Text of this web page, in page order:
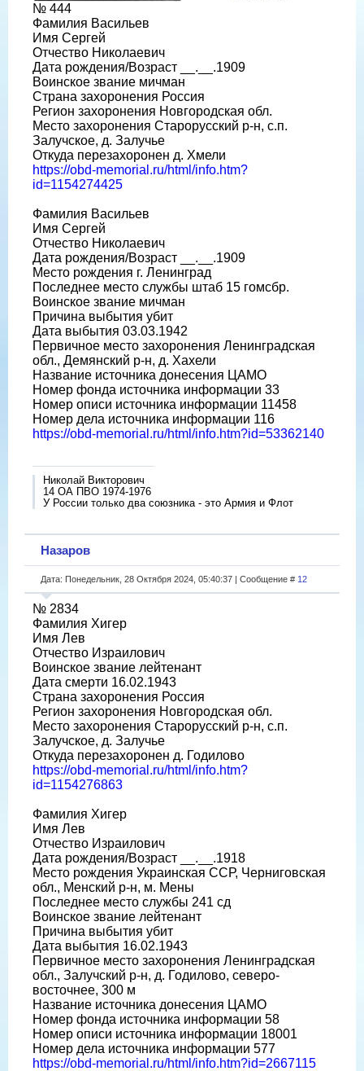
№ 444
Фамилия Васильев
Имя Сергей
Отчество Николаевич
Дата рождения/Возраст __.__.1909
Воинское звание мичман
Страна захоронения Россия
Регион захоронения Новгородская обл.
Место захоронения Старорусский р-н, с.п.
Залучское, д. Залучье
Откуда перезахоронен д. Хмели
https://obd-memorial.ru/html/info.htm?
id=1154274425
Фамилия Васильев
Имя Сергей
Отчество Николаевич
Дата рождения/Возраст __.__.1909
Место рождения г. Ленинград
Последнее место службы штаб 15 гомсбр.
Воинское звание мичман
Причина выбытия убит
Дата выбытия 03.03.1942
Первичное место захоронения Ленинградская
обл., Демянский р-н, д. Хахели
Название источника донесения ЦАМО
Номер фонда источника информации 33
Номер описи источника информации 11458
Номер дела источника информации 116
https://obd-memorial.ru/html/info.htm?id=53362140
Николай Викторович
14 ОА ПВО 1974-1976
У России только два союзника - это Армия и Флот
Назаров
Дата: Понедельник, 28 Октября 2024, 05:40:37 | Сообщение # 12
№ 2834
Фамилия Хигер
Имя Лев
Отчество Израилович
Воинское звание лейтенант
Дата смерти 16.02.1943
Страна захоронения Россия
Регион захоронения Новгородская обл.
Место захоронения Старорусский р-н, с.п.
Залучское, д. Залучье
Откуда перезахоронен д. Годилово
https://obd-memorial.ru/html/info.htm?
id=1154276863
Фамилия Хигер
Имя Лев
Отчество Израилович
Дата рождения/Возраст __.__.1918
Место рождения Украинская ССР, Черниговская
обл., Менский р-н, м. Мены
Последнее место службы 241 сд
Воинское звание лейтенант
Причина выбытия убит
Дата выбытия 16.02.1943
Первичное место захоронения Ленинградская
обл., Залучский р-н, д. Годилово, северо-
восточнее, 300 м
Название источника донесения ЦАМО
Номер фонда источника информации 58
Номер описи источника информации 18001
Номер дела источника информации 577
https://obd-memorial.ru/html/info.htm?id=2667115